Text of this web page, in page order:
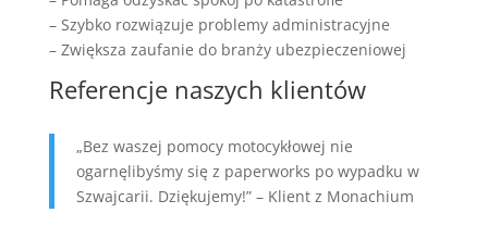
– Szybko rozwiązuje problemy administracyjne
– Zwiększa zaufanie do branży ubezpieczeniowej
Referencje naszych klientów
„Bez waszej pomocy motocykłowej nie
ogarnęlibyśmy się z paperworks po wypadku w
Szwajcarii. Dziękujemy!” – Klient z Monachium